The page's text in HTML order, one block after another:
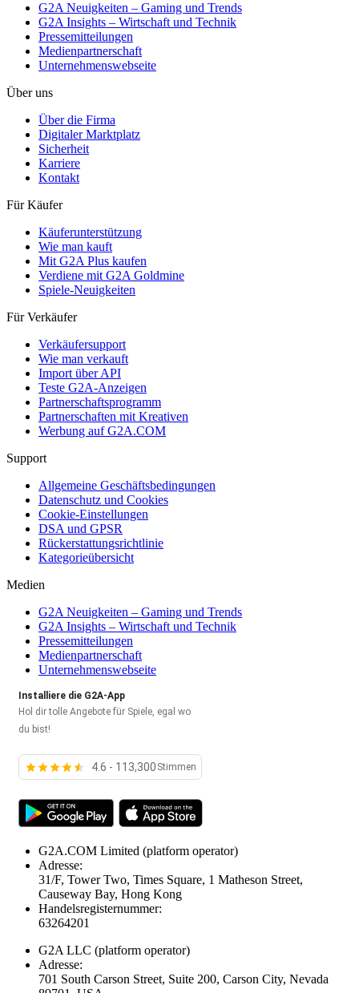
G2A Neuigkeiten – Gaming und Trends
G2A Insights – Wirtschaft und Technik
Pressemitteilungen
Medienpartnerschaft
Unternehmenswebseite
Über uns
Über die Firma
Digitaler Marktplatz
Sicherheit
Karriere
Kontakt
Für Käufer
Käuferunterstützung
Wie man kauft
Mit G2A Plus kaufen
Verdiene mit G2A Goldmine
Spiele-Neuigkeiten
Für Verkäufer
Verkäufersupport
Wie man verkauft
Import über API
Teste G2A-Anzeigen
Partnerschaftsprogramm
Partnerschaften mit Kreativen
Werbung auf G2A.COM
Support
Allgemeine Geschäftsbedingungen
Datenschutz und Cookies
Cookie-Einstellungen
DSA und GPSR
Rückerstattungsrichtlinie
Kategorieübersicht
Medien
G2A Neuigkeiten – Gaming und Trends
G2A Insights – Wirtschaft und Technik
Pressemitteilungen
Medienpartnerschaft
Unternehmenswebseite
Installiere die G2A-App
Hol dir tolle Angebote für Spiele, egal wo
du bist!
4.6 - 113,300 Stimmen
G2A.COM Limited (platform operator)
Adresse:
31/F, Tower Two, Times Square, 1 Matheson Street,
Causeway Bay, Hong Kong
Handelsregisternummer:
63264201
G2A LLC (platform operator)
Adresse:
701 South Carson Street, Suite 200, Carson City, Nevada